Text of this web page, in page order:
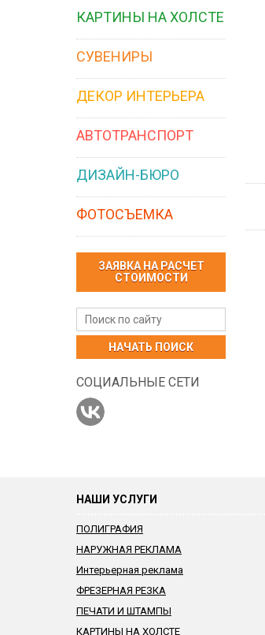
КАРТИНЫ НА ХОЛСТЕ
СУВЕНИРЫ
ДЕКОР ИНТЕРЬЕРА
АВТОТРАНСПОРТ
ДИЗАЙН-БЮРО
ФОТОСЪЕМКА
ЗАЯВКА НА РАСЧЕТ
СТОИМОСТИ
НАЧАТЬ ПОИСК
СОЦИАЛЬНЫЕ СЕТИ
НАШИ УСЛУГИ
ПОЛИГРАФИЯ
НАРУЖНАЯ РЕКЛАМА
Интерьерная реклама
ФРЕЗЕРНАЯ РЕЗКА
ПЕЧАТИ И ШТАМПЫ
КАРТИНЫ НА ХОЛСТЕ